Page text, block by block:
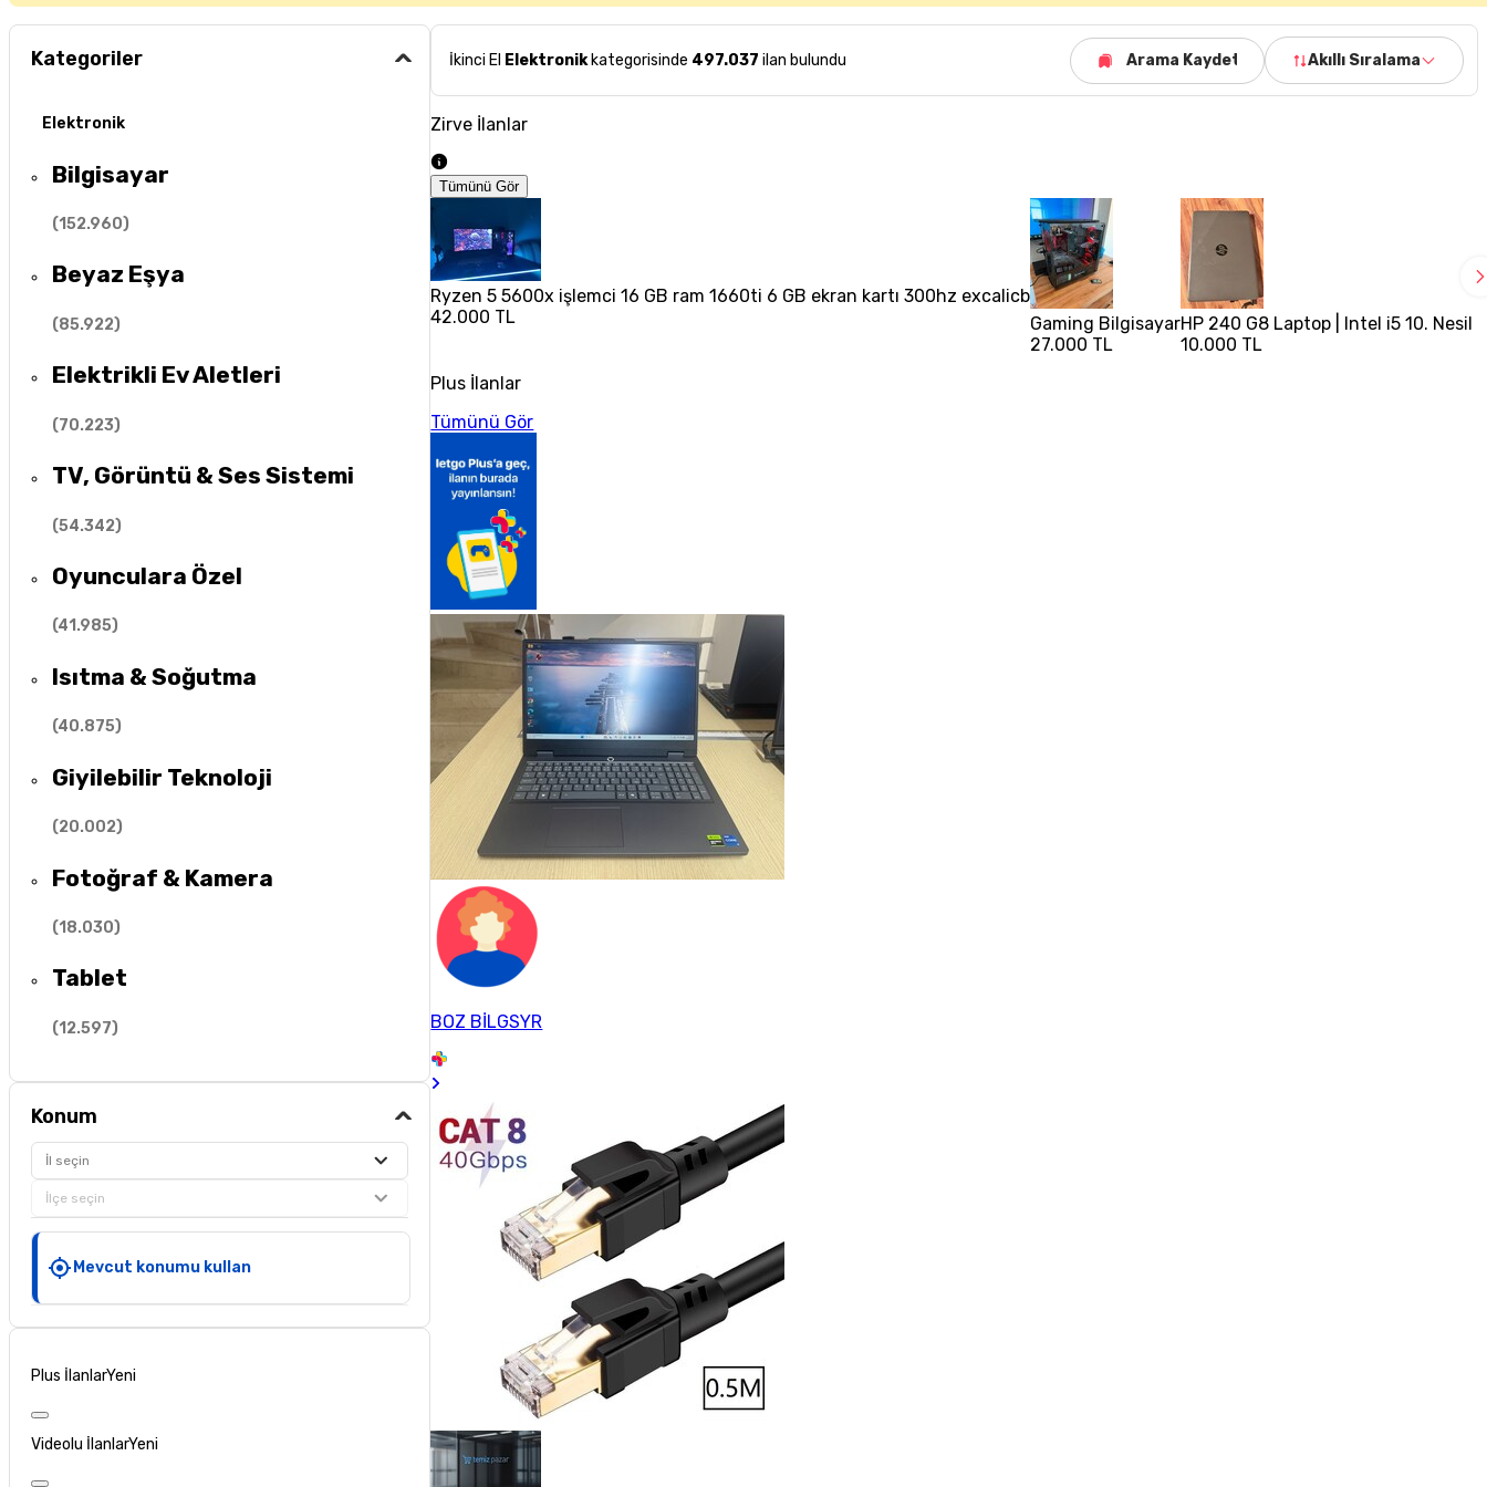
Kategoriler
Elektronik
Bilgisayar
(152.960)
Beyaz Eşya
(85.922)
Elektrikli Ev Aletleri
(70.223)
TV, Görüntü & Ses Sistemi
(54.342)
Oyunculara Özel
(41.985)
Isıtma & Soğutma
(40.875)
Giyilebilir Teknoloji
(20.002)
Fotoğraf & Kamera
(18.030)
Tablet
(12.597)
Konum
İl seçin
İlçe seçin
Mevcut konumu kullan
Plus İlanlarYeni
Videolu İlanlarYeni
İkinci El Elektronikkategorisinde 497.037 ilan bulundu Arama Kaydet Akıllı Sıralama
Zirve İlanlar
Tümünü Gör
Ryzen 5 5600x işlemci 16 GB ram 1660ti 6 GB ekran kartı 300hz excalicb
42.000 TL
Gaming Bilgisayar
27.000 TL
HP 240 G8 Laptop | Intel i5 10. Nesil |
10.000 TL
Plus İlanlar
Tümünü Gör
BOZ BİLGSYR